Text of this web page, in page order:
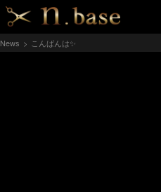
News > こんばんは✨